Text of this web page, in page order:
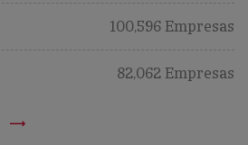
100,596 Empresas
82,062 Empresas